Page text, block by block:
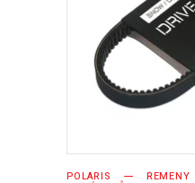
PŘIDAT
POLARIS ŘEMENY